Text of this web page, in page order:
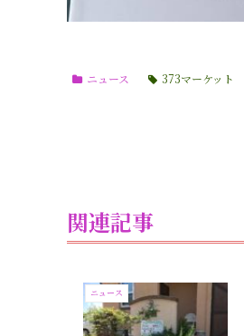
ニュース 373マーケット
関連記事
ニュース